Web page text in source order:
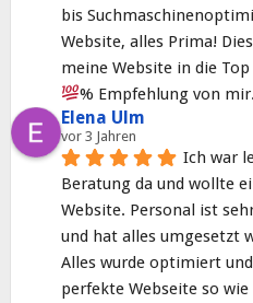
bis
Website, alles Prima!
meine Website in die
% Empfehlung von
Elena Ulm
vor 3 Jahren
Ich war
Beratung da und wollte
Website. Personal ist
und hat alles umgesetzt
Alles wurde optimiert
perfekte Webseite so